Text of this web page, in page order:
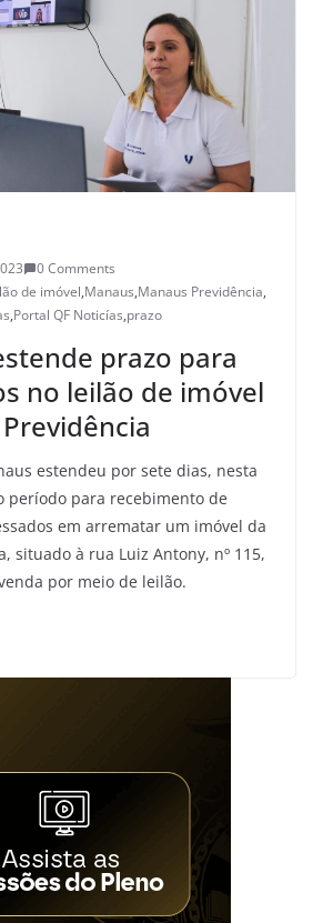
0 Comments
de imóvel,Manaus,Manaus Previdência,
,Portal QF Noticías,prazo
prazo para
no leilão de imóvel
estendeu por sete dias, nesta
período para recebimento de
em arrematar um imóvel da
situado à rua Luiz Antony, nº 115,
por meio de leilão.